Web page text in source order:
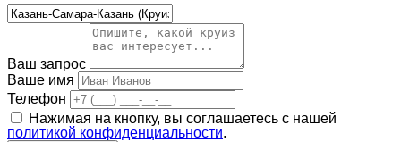
Ваш запрос
Ваше имя
Телефон
Нажимая на кнопку, вы соглашаетесь с нашей
политикой конфиденциальности.